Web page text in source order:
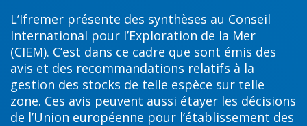
L’Ifremer présente des synthèses au Conseil
International pour l’Exploration de la Mer
(CIEM). C’est dans ce cadre que sont émis des
avis et des recommandations relatifs à la
gestion des stocks de telle espèce sur telle
zone. Ces avis peuvent aussi étayer les décisions
de l’Union européenne pour l’établissement des